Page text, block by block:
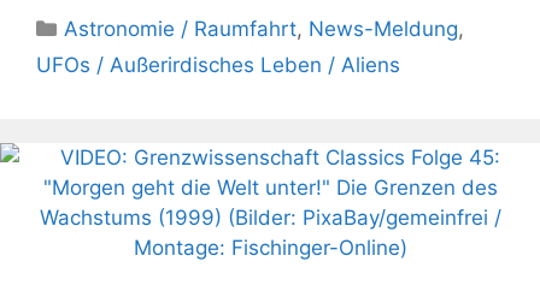
Kategorien
Astronomie / Raumfahrt, News-Meldung,
UFOs / Außerirdisches Leben / Aliens